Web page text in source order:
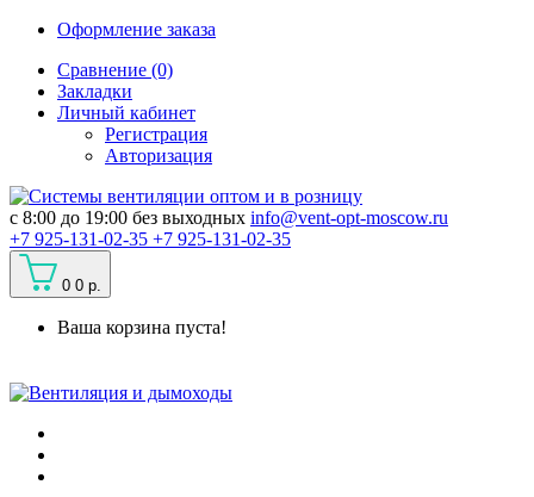
Оформление заказа
Сравнение (0)
Закладки
Личный кабинет
Регистрация
Авторизация
c 8:00 до 19:00 без выходных info@vent-opt-moscow.ru
+7 925-131-02-35 +7 925-131-02-35
0 0 р.
Ваша корзина пуста!